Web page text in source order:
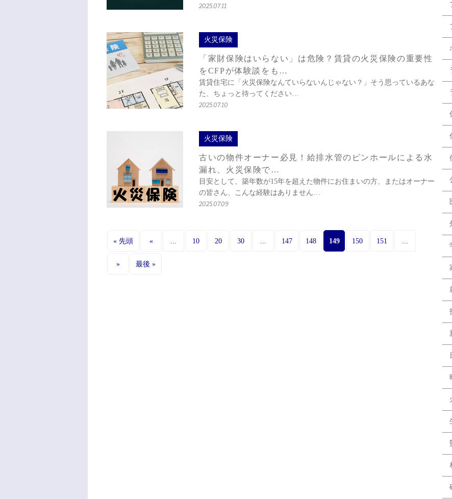
2025.07.11
火災保険
「家財保険はいらない」は危険？賃貸の火災保険の重要性
をCFPが体験談をも…
賃貸住宅に「火災保険なんていらないんじゃない？」そう思っているあな
た、ちょっと待ってください…
2025.07.10
火災保険
古いの物件オーナー必見！給排水管のピンホールによる水
漏れ、火災保険で…
目安として、築年数が15年を超えた物件にお住まいの方、またはオーナー
の皆さん、こんな経験はありません…
2025.07.09
« 先頭 « ... 10 20 30 ... 147 148 149 150 151 ...
» 最後 »